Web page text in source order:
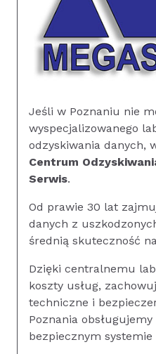
Jeśli w Poznaniu nie
wyspecjalizowanego
odzyskiwania danych,
Centrum
Serwis.
Od prawie 30 lat
danych z
średnią skuteczność
Dzięki centralnemu
koszty usług,
techniczne i
Poznania
bezpiecznym systemie